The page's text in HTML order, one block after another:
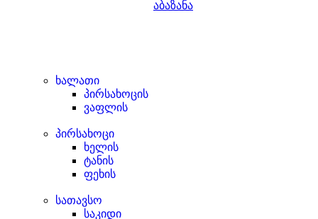
აბაზანა
ხალათი
პირსახოცის
ვაფლის
პირსახოცი
ხელის
ტანის
ფეხის
სათავსო
საკიდი